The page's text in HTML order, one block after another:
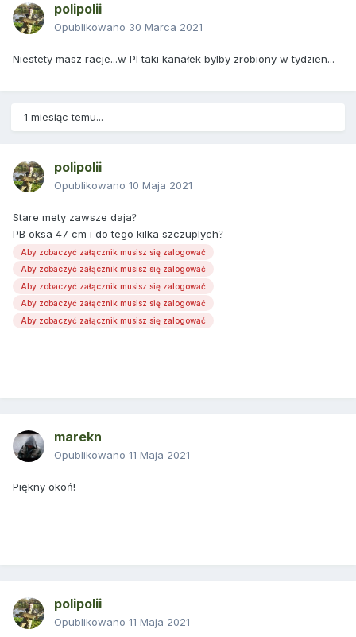
polipolii
Opublikowano 30 Marca 2021
Niestety masz racje...w Pl taki kanałek bylby zrobiony w tydzien...
1 miesiąc temu...
polipolii
Opublikowano 10 Maja 2021
Stare mety zawsze daja?
PB oksa 47 cm i do tego kilka szczuplych?
Aby zobaczyć załącznik musisz się zalogować
Aby zobaczyć załącznik musisz się zalogować
Aby zobaczyć załącznik musisz się zalogować
Aby zobaczyć załącznik musisz się zalogować
Aby zobaczyć załącznik musisz się zalogować
marekn
Opublikowano 11 Maja 2021
Piękny okoń!
polipolii
Opublikowano 11 Maja 2021